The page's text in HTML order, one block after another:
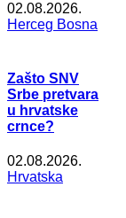
02.08.2026.
Herceg Bosna
Zašto SNV
Srbe pretvara
u hrvatske
crnce?
02.08.2026.
Hrvatska